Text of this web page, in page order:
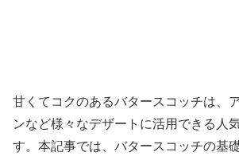
甘くてコクのあるバタースコッチは、
ンなど様々なデザートに活用できる人
す。本記事では、バタースコッチの基